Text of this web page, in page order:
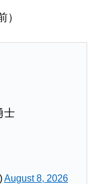
士
August 8, 2026